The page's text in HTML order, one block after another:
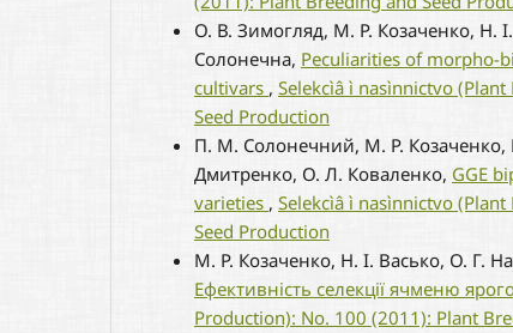
О. В. Зимогляд, М. Р. Козаченко, Н.
Солонечна, Peculiarities of morpho-
cultivars , Selekcìâ ì nasìnnictvo
Seed Production
П. М. Солонечний, М. Р. Козаченко,
Дмитренко, О. Л. Коваленко, GGE
varieties , Selekcìâ ì nasìnnictvo
Seed Production
М. Р. Козаченко, Н. І. Васько, О. Г.
Ефективність селекції ячменю
Production): No. 100 (2011): Plant